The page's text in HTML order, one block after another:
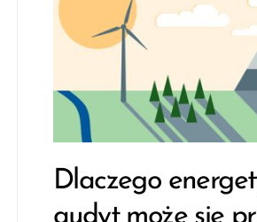
Dlaczego